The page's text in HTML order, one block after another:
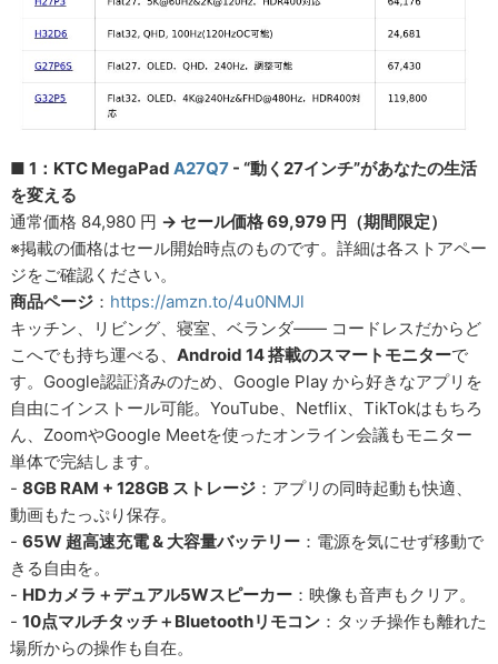
■ 1：KTC MegaPadA27Q7 - “動く27インチ”があなたの生活
を変える
通常価格 84,980 円 → セール価格 69,979 円（期間限定）
※掲載の価格はセール開始時点のものです。詳細は各ストアペー
ジをご確認ください。
商品ページ ： https://amzn.to/4u0NMJl
キッチン、リビング、寝室、ベランダ―― コードレスだからど
こへでも持ち運べる、Android 14 搭載のスマートモニターで
す。Google認証済みのため、Google Play から好きなアプリを
自由にインストール可能。YouTube、Netflix、TikTokはもちろ
ん、ZoomやGoogle Meetを使ったオンライン会議もモニター
単体で完結します。
-8GB RAM + 128GB ストレージ ：アプリの同時起動も快適、
動画もたっぷり保存。
-65W 超高速充電 & 大容量バッテリー ：電源を気にせず移動で
きる自由を。
- HDカメラ＋デュアル5Wスピーカー ：映像も音声もクリア。
-10点マルチタッチ＋Bluetoothリモコン ：タッチ操作も離れた
場所からの操作も自在。